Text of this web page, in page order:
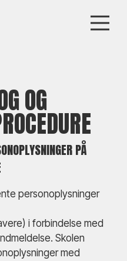
OG
PÅ
personoplysninger
i forbindelse med
Skolen
med